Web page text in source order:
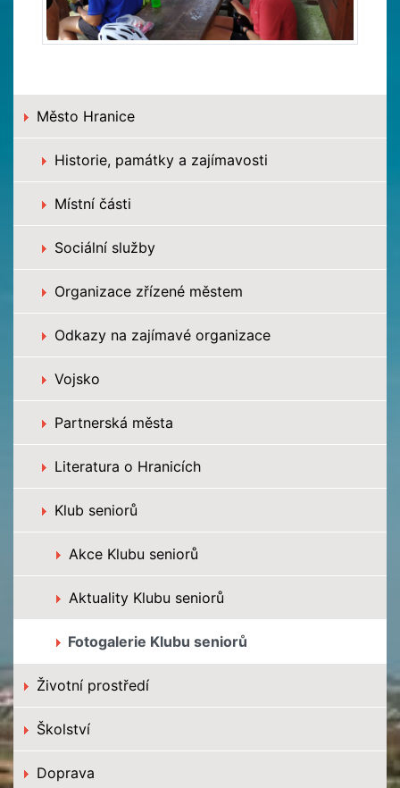
Město Hranice
Historie, památky a zajímavosti
Místní části
Sociální služby
Organizace zřízené městem
Odkazy na zajímavé organizace
Vojsko
Partnerská města
Literatura o Hranicích
Klub seniorů
Akce Klubu seniorů
Aktuality Klubu seniorů
Fotogalerie Klubu seniorů
Životní prostředí
Školství
Doprava